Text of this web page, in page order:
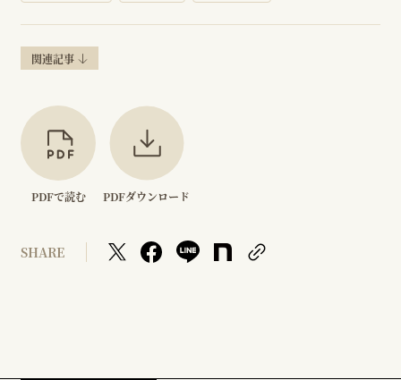
関連記事
PDFで読む PDFダウンロード
SHARE